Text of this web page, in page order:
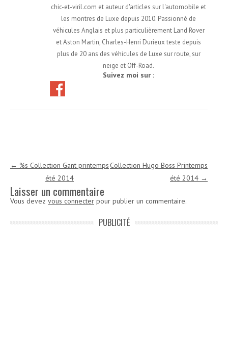
chic-et-viril.com et auteur d'articles sur l'automobile et
les montres de Luxe depuis 2010. Passionné de
véhicules Anglais et plus particulièrement Land Rover
et Aston Martin, Charles-Henri Durieux teste depuis
plus de 20 ans des véhicules de Luxe sur route, sur
neige et Off-Road.
Suivez moi sur :
Navigation des articles
← %s Collection Gant printemps
été 2014
Collection Hugo Boss Printemps
été 2014 →
Laisser un commentaire
Vous devez vous connecter pour publier un commentaire.
PUBLICITÉ